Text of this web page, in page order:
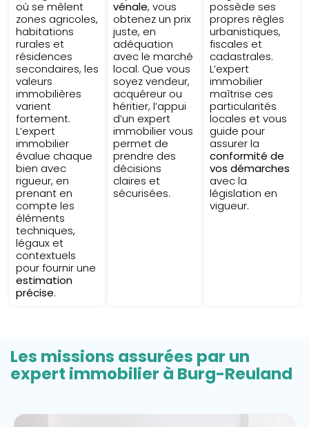
où se mêlent
zones agricoles,
habitations
rurales et
résidences
secondaires, les
valeurs
immobilières
varient
fortement.
L’expert
immobilier
évalue chaque
bien avec
rigueur, en
prenant en
compte les
éléments
techniques,
légaux et
contextuels
pour fournir une
estimation
précise.
vénale, vous
obtenez un prix
juste, en
adéquation
avec le marché
local. Que vous
soyez vendeur,
acquéreur ou
héritier, l’appui
d’un expert
immobilier vous
permet de
prendre des
décisions
claires et
sécurisées.
possède ses
propres règles
urbanistiques,
fiscales et
cadastrales.
L’expert
immobilier
maîtrise ces
particularités
locales et vous
guide pour
assurer la
conformité de
vos démarches
avec la
législation en
vigueur.
Les missions assurées par un
expert immobilier à Burg-Reuland